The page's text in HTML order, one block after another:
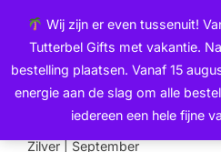
Wij zijn er even tussenuit!
Tutterbel Gifts met vakantie.
bestelling plaatsen. Vanaf 15
energie aan de slag om alle
iedereen een hele fijne
inhoud
inhoud
/Sieraden/Geboorte
Zilver | September